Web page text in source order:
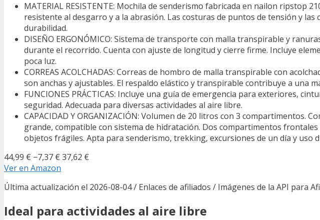
MATERIAL RESISTENTE: Mochila de senderismo fabricada en nailon ripstop
resistente al desgarro y a la abrasión. Las costuras de puntos de tensión y
durabilidad.
DISEÑO ERGONÓMICO: Sistema de transporte con malla transpirable y
durante el recorrido. Cuenta con ajuste de longitud y cierre firme. Incluye
poca luz.
CORREAS ACOLCHADAS: Correas de hombro de malla transpirable con
son anchas y ajustables. El respaldo elástico y transpirable contribuye a una
FUNCIONES PRÁCTICAS: Incluye una guía de emergencia para exteriores,
seguridad. Adecuada para diversas actividades al aire libre.
CAPACIDAD Y ORGANIZACIÓN: Volumen de 20 litros con 3
grande, compatible con sistema de hidratación. Dos compartimentos
objetos frágiles. Apta para senderismo, trekking, excursiones de un día y uso
44,99 € −7,37 € 37,62 €
Ver en Amazon
Última actualización el 2026-08-04 / Enlaces de afiliados / Imágenes de la API para
Ideal para actividades al aire libre